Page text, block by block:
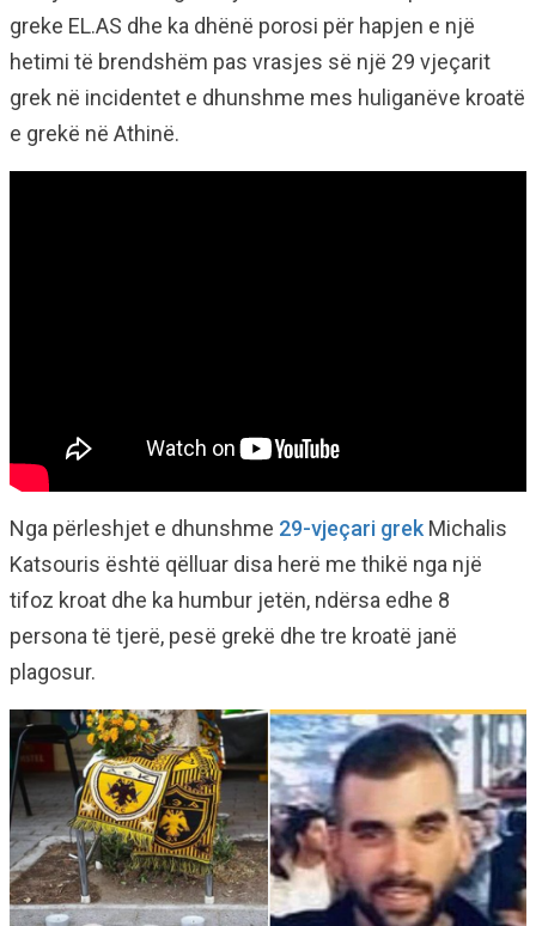
greke EL.AS dhe ka dhënë porosi për hapjen e një
hetimi të brendshëm pas vrasjes së një 29 vjeçarit
grek në incidentet e dhunshme mes huliganëve kroatë
e grekë në Athinë.
Nga përleshjet e dhunshme 29-vjeçari grek Michalis
Katsouris është qëlluar disa herë me thikë nga një
tifoz kroat dhe ka humbur jetën, ndërsa edhe 8
persona të tjerë, pesë grekë dhe tre kroatë janë
plagosur.